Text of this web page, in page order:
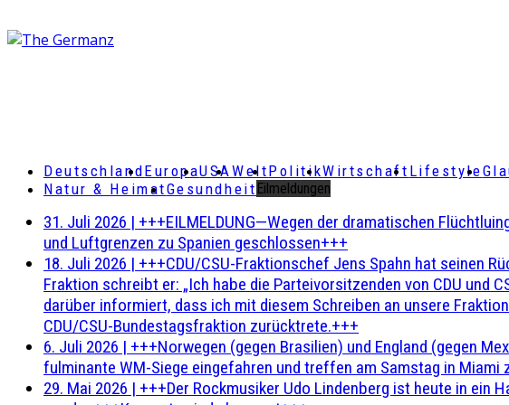
DeutschlandEuropaUSAWeltPolitikWirtschaft Lifestyle
Natur & HeimatGesundheit Eilmeldungen
31. Juli 2026 | +++EILMELDUNG—Wegen der dramatischen
und Luftgrenzen zu Spanien geschlossen+++
18. Juli 2026 | +++CDU/CSU-Fraktionschef Jens Spahn hat seinen
Fraktion schreibt er: „Ich habe die Parteivorsitzenden von CDU und
darüber informiert, dass ich mit diesem Schreiben an unsere
CDU/CSU-Bundestagsfraktion zurücktrete.+++
6. Juli 2026 | +++Norwegen (gegen Brasilien) und England (gegen
fulminante WM-Siege eingefahren und treffen am Samstag in Miami
29. Mai 2026 | +++Der Rockmusiker Udo Lindenberg ist heute in ein